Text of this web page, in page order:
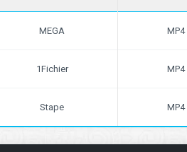
MEGA MP4
1Fichier MP4
Stape MP4